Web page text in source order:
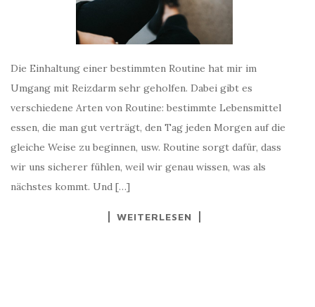
Die Einhaltung einer bestimmten Routine hat mir im
Umgang mit Reizdarm sehr geholfen. Dabei gibt es
verschiedene Arten von Routine: bestimmte Lebensmittel
essen, die man gut verträgt, den Tag jeden Morgen auf die
gleiche Weise zu beginnen, usw. Routine sorgt dafür, dass
wir uns sicherer fühlen, weil wir genau wissen, was als
nächstes kommt. Und […]
WEITERLESEN